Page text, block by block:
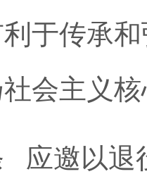
于传承
会主义
邀以退役